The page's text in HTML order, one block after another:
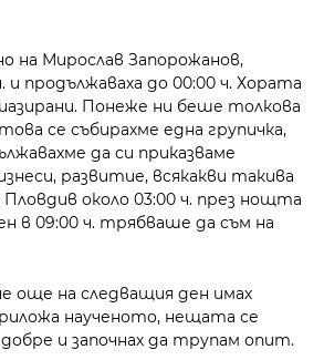
на Мирослав Запорожанов,
и продължаваха до 00:00 ч. Хората
Понеже ни беше толкова
се събирахме една групичка,
да си приказваме
развитие, всякакви такива
около 03:00 ч. през нощта
в 09:00 ч. трябваше да съм на
още на следващия ден имах
наученото, нещата се
добре и започнах да трупам опит.